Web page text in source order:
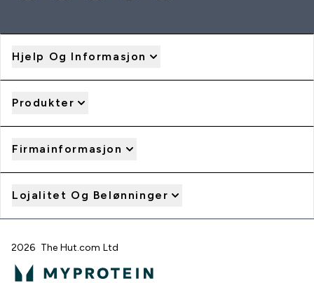
Hjelp Og Informasjon
Produkter
Firmainformasjon
Lojalitet Og Belønninger
2026 The Hut.com Ltd